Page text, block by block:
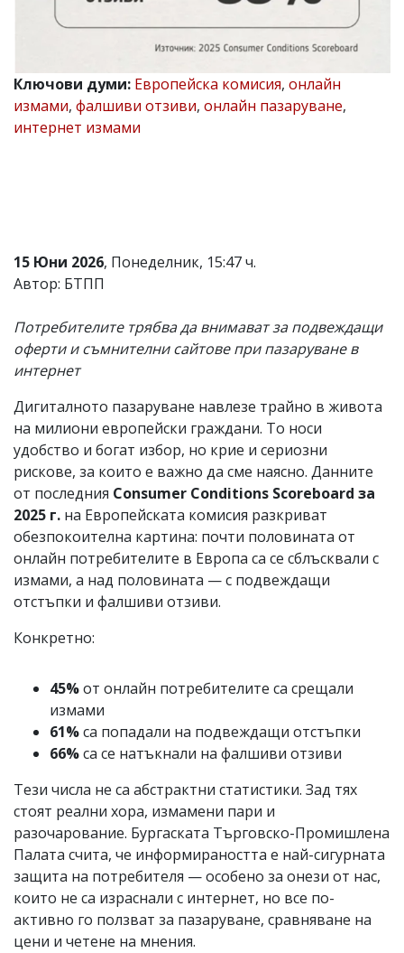
Коментарите
въвеждат
от
и
откриете
обиден
коментар,
моля
сигнализирайте
ни!
Ключови думи: Европейска комисия, онлайн
измами, фалшиви отзиви, онлайн пазаруване,
интернет измами
15 Юни 2026, Понеделник, 15:47 ч.
Автор: БТПП
Потребителите трябва да внимават за подвеждащи
оферти и съмнителни сайтове при пазаруване в
интернет
Дигиталното пазаруване навлезе трайно в живота
на милиони европейски граждани. То носи
удобство и богат избор, но крие и сериозни
рискове, за които е важно да сме наясно. Данните
от последния Consumer Conditions Scoreboard за
2025 г. на Европейската комисия разкриват
обезпокоителна картина: почти половината от
онлайн потребителите в Европа са се сблъсквали с
измами, а над половината — с подвеждащи
отстъпки и фалшиви отзиви.
Конкретно:
45%от онлайн потребителите са срещали
измами
61%са попадали на подвеждащи отстъпки
66%са се натъкнали на фалшиви отзиви
Тези числа не са абстрактни статистики. Зад тях
стоят реални хора, измамени пари и
разочарование. Бургаската Търговско-Промишлена
Палата счита, че информираността е най-сигурната
защита на потребителя — особено за онези от нас,
които не са израснали с интернет, но все по-
активно го ползват за пазаруване, сравняване на
цени и четене на мнения.